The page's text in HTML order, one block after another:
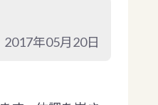
2017年05月20日